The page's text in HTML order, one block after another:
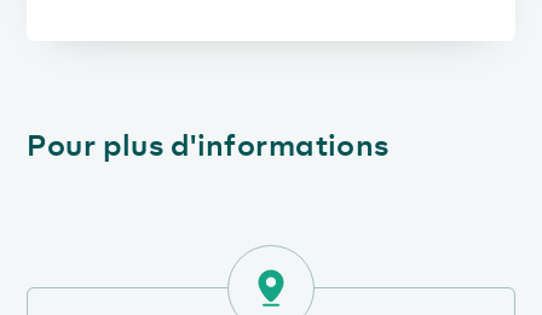
Pour plus d'informations